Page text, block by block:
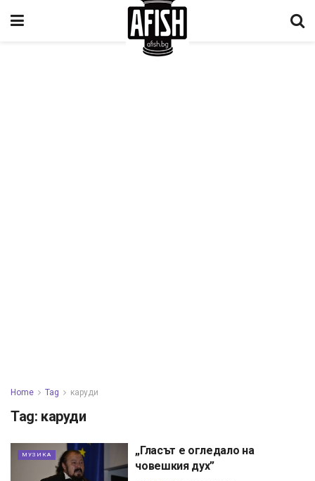
Home Tag каруди
Tag: каруди
МУЗИКА
„Гласът е огледало на
човешкия дух”